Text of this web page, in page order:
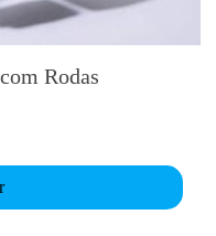
Rodas